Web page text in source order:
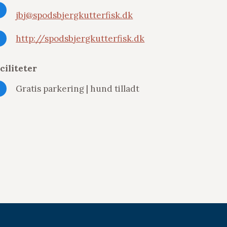
jbj@spodsbjergkutterfisk.dk
http://spodsbjergkutterfisk.dk
Gratis parkering | hund tilladt